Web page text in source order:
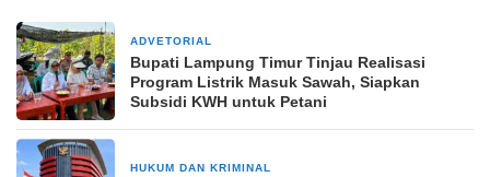
ADVETORIAL
Bupati Lampung Timur Tinjau Realisasi
Program Listrik Masuk Sawah, Siapkan
Subsidi KWH untuk Petani
HUKUM DAN KRIMINAL